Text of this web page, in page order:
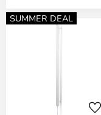
SUMMER DEAL